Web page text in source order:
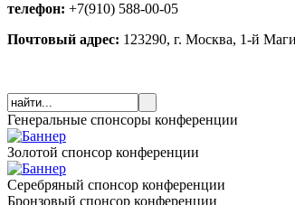
телефон: +7(910) 588-00-05
Почтовый адрес: 123290, г. Москва, 1-й
Генеральные спонсоры конференции
Золотой спонсор конференции
Серебряный спонсор конференции
Бронзовый спонсор конференции